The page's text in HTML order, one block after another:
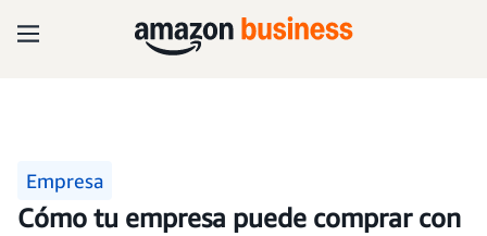
Empresa
Cómo tu empresa puede comprar con